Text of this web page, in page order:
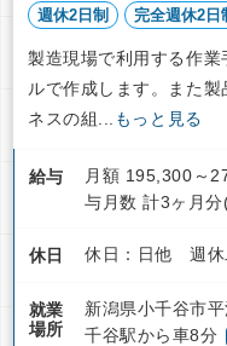
週休2日制
完全週休2日
製造現場で利用する作
ルで作成します。また
ネスの組...
もっと見る
給与
月額 195,300
与月数 計3ヶ月
休日 休日：日他 週休
就業
場所
新潟県小千谷市
千谷駅から車8分